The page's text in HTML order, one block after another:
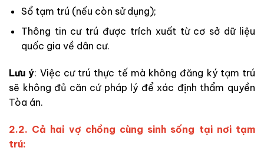
Sổ tạm trú (nếu còn sử dụng);
Thông tin cư trú được trích xuất từ cơ sở dữ liệu
quốc gia về dân cư.
Lưu ý: Việc cư trú thực tế mà không đăng ký tạm trú
sẽ không đủ căn cứ pháp lý để xác định thẩm quyền
Tòa án.
2.2. Cả hai vợ chồng cùng sinh sống tại nơi tạm
trú: